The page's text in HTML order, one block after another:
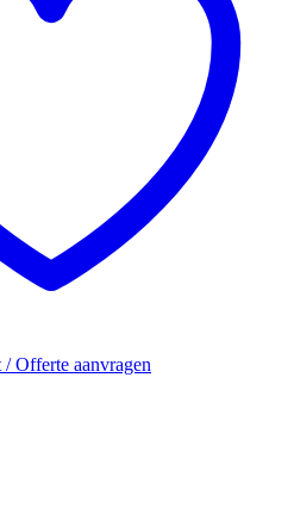
Offerte aanvragen